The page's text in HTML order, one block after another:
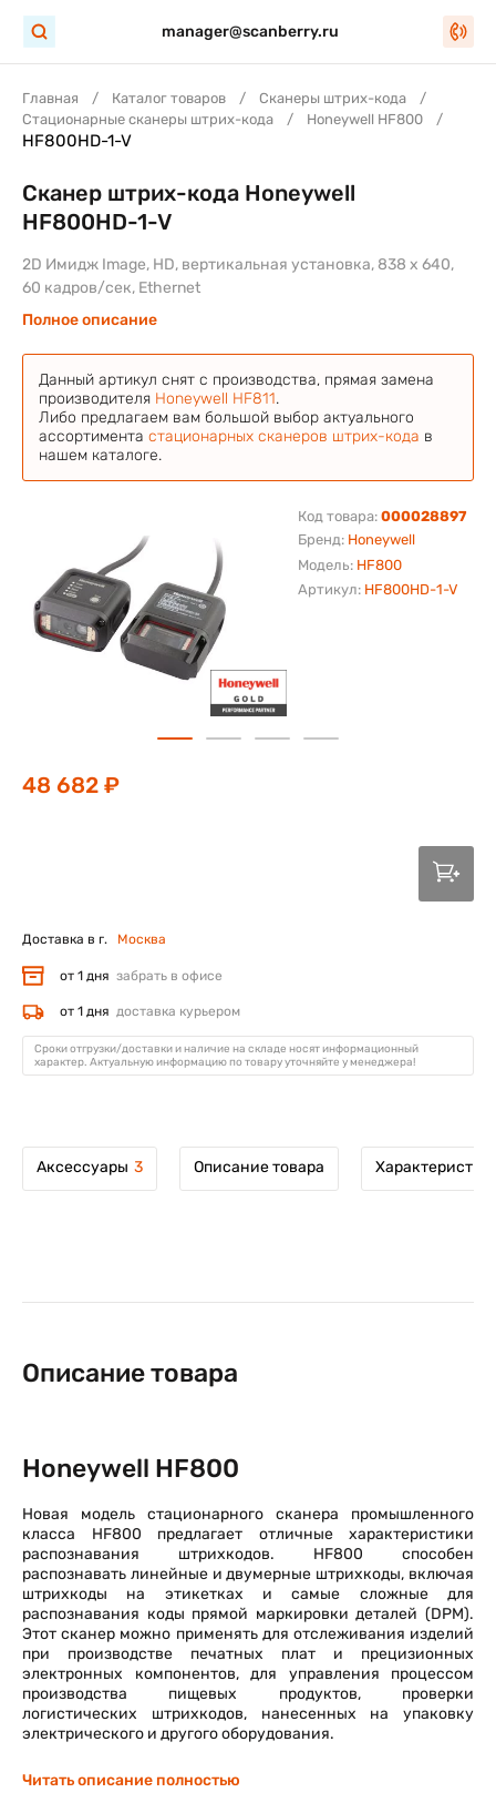
manager@scanberry.ru
Главная Каталог товаров
Сканеры штрих-кода
Стационарные сканеры штрих-кода
Honeywell HF800
HF800HD-1-V
Бренд: Honeywell
Модель: HF800
Код товара: 000028897
Артикул: HF800HD-1-V
Сканер штрих-кода Honeywell
HF800HD-1-V
2D Имидж Image, HD, вертикальная установка, 838 x 640,
60 кадров/сек, Ethernet
Полное описание
Данный артикул снят с производства, прямая замена
производителя Honeywell HF811.
Либо предлагаем вам большой выбор актуального
ассортимента стационарных сканеров штрих-кода в
нашем каталоге.
48 682 ₽
Доставка в г. Москва
от 1 дня забрать в офисе
от 1 дня доставка курьером
Сроки отгрузки/доставки и наличие на складе носят информационный
характер. Актуальную информацию по товару уточняйте у менеджера!
Аксессуары 3 Описание товара
Описание товара
Honeywell HF800
Новая модель стационарного сканера промышленного
класса HF800 предлагает отличные характеристики
распознавания штрихкодов. HF800 способен
распознавать линейные и двумерные штрихкоды, включая
штрихкоды на этикетках и самые сложные для
распознавания коды прямой маркировки деталей (DPM).
Этот сканер можно применять для отслеживания изделий
при производстве печатных плат и прецизионных
электронных компонентов, для управления процессом
производства пищевых продуктов, проверки
логистических штрихкодов, нанесенных на упаковку
электрического и другого оборудования.
Читать описание полностью